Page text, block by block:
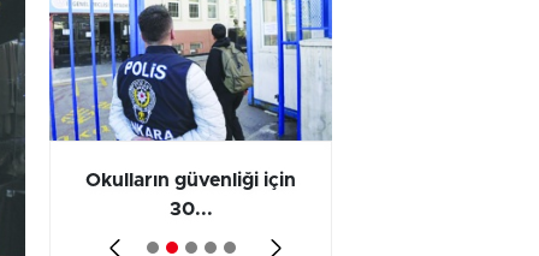
Okulların güvenliği için
30...